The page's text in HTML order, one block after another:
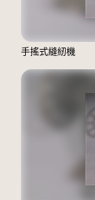
手搖式縫紉機